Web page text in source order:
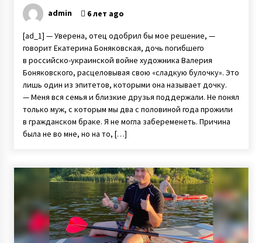
спасла ее
admin 6 лет ago
[ad_1] — Уверена, отец одобрил бы мое решение, —
говорит Екатерина Боняковская, дочь погибшего
в российско-украинской войне художника Валерия
Боняковского, расцеловывая свою «сладкую булочку». Это
лишь один из эпитетов, которыми она называет дочку.
— Меня вся семья и близкие друзья поддержали. Не понял
только муж, с которым мы два с половиной года прожили
в гражданском браке. Я не могла забеременеть. Причина
была не во мне, но на то, […]